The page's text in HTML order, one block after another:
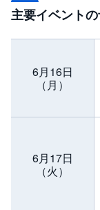
主要イベント
6月16日
（月）
6月17日
（火）